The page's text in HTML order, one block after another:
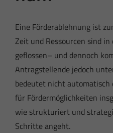
Eine Förderablehnung ist
Zeit und Ressourcen sind
geflossen– und dennoch
Antragstellende jedoch
bedeutet nicht automatisch
für Fördermöglichkeiten
wie strukturiert und
Schritte angeht.